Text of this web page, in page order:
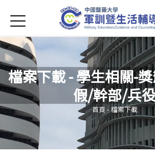
首頁
學務處首頁(link is external)
Open submenu (單位簡介)
單位簡介
最新消息
Open submenu (生活輔導)
生活輔導
Open submenu (校園安全)
校園安全
Jump to Navigation
Jump to Main content
檔案下載 - 學生相關-
假/幹部/兵
您在這裡
首頁 -檔案下載